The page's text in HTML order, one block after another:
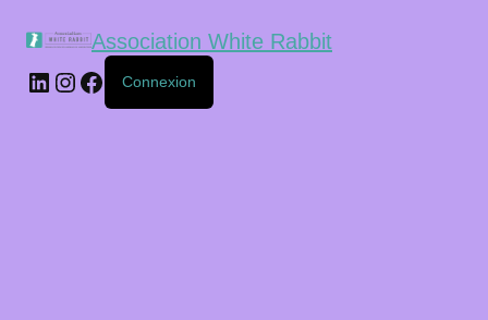
Association White Rabbit
Connexion